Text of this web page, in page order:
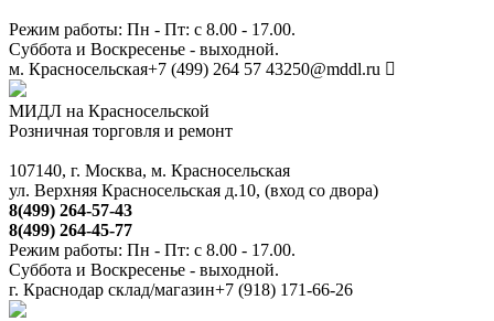
Режим работы: Пн - Пт: с 8.00 - 17.00.
Суббота и Воскресенье - выходной.
м. Красносельская+7 (499) 264 57 43250@mddl.ru
МИДЛ на Красносельской
Розничная торговля и ремонт
107140, г. Москва, м. Красносельская
ул. Верхняя Красносельская д.10, (вход со двора)
8(499) 264-57-43
8(499) 264-45-77
Режим работы: Пн - Пт: с 8.00 - 17.00.
Суббота и Воскресенье - выходной.
г. Краснодар склад/магазин+7 (918) 171-66-26